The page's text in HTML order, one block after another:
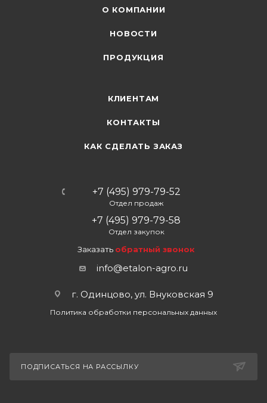
О КОМПАНИИ
НОВОСТИ
ПРОДУКЦИЯ
КЛИЕНТАМ
КОНТАКТЫ
КАК СДЕЛАТЬ ЗАКАЗ
+7 (495) 979-79-52
Отдел продаж
+7 (495) 979-79-58
Отдел закупок
Заказать обратный звонок
info@etalon-agro.ru
г. Одинцово, ул. Внуковская 9
Политика обработки персональных данных
ПОДПИСАТЬСЯ НА РАССЫЛКУ